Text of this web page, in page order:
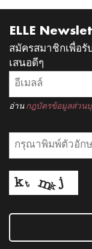
ELLE
สมัครสมาชิกเพื่อรั
เสนอดีๆ
อ่าน กฎบัตรข้อมูลส่วน